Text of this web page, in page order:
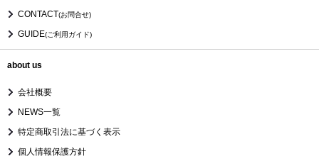
CONTACT(お問合せ)
GUIDE(ご利用ガイド)
about us
会社概要
NEWS一覧
特定商取引法に基づく表示
個人情報保護方針